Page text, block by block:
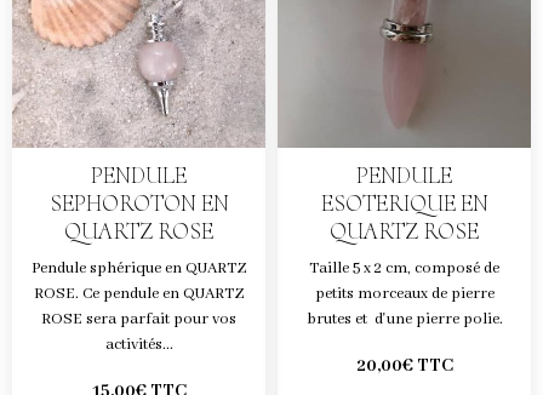
PENDULE
SEPHOROTON EN
QUARTZ ROSE
Pendule sphérique en QUARTZ
ROSE. Ce pendule en QUARTZ
ROSE sera parfait pour vos
activités...
PENDULE
ESOTERIQUE EN
QUARTZ ROSE
Taille 5 x 2 cm, composé de
petits morceaux de pierre
brutes et d'une pierre polie.
20,00€ TTC